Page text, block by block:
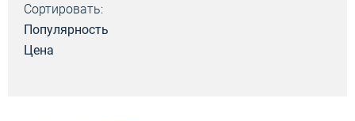
Сортировать:
Популярность
Цена